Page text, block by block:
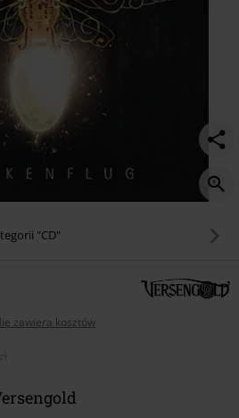
"CD"
zawiera kosztów